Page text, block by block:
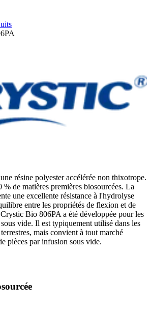
résine polyester accélérée non thixotrope.
de matières premières biosourcées. La
une excellente résistance à l'hydrolyse
entre les propriétés de flexion et de
Bio 806PA a été développée pour les
vide. Il est typiquement utilisé dans les
mais convient à tout marché
pièces par infusion sous vide.